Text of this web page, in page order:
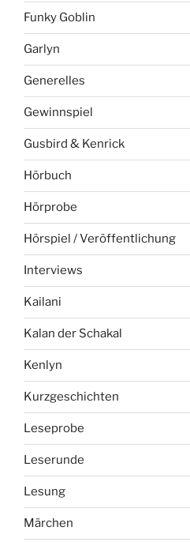
Funky Goblin
Garlyn
Generelles
Gewinnspiel
Gusbird & Kenrick
Hörbuch
Hörprobe
Hörspiel / Veröffentlichung
Interviews
Kailani
Kalan der Schakal
Kenlyn
Kurzgeschichten
Leseprobe
Leserunde
Lesung
Märchen